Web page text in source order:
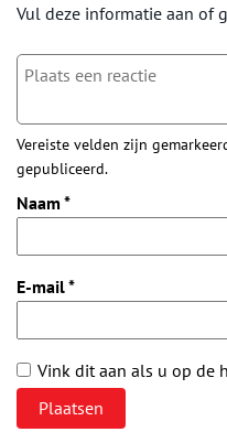
Vul deze informatie aan of
Vereiste velden zijn
gepubliceerd.
Naam *
E-mail*
Vink dit aan als u op de